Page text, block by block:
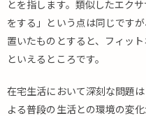
とを指します。類似したエク
をする」という点は同じです
置いたものとすると、フィット
といえるところです。
在宅生活において深刻な問題
よる普段の生活との環境の変